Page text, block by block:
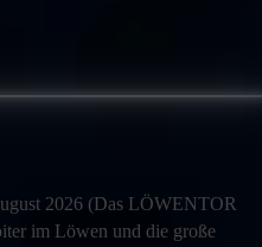
2026 (Das LÖWENTOR
im Löwen und die große